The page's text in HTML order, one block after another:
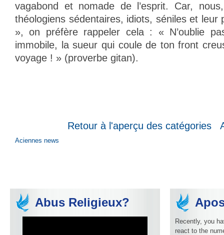
vagabond et nomade de l’esprit. Car,
théologiens sédentaires, idiots, séniles et leur
», on préfère rappeler cela : « N’oublie
immobile, la sueur qui coule de ton front
voyage ! » (proverbe gitan).
Retour à l'aperçu des catégories
Aciennes news
Abus Religieux?
Recently, you
react to the